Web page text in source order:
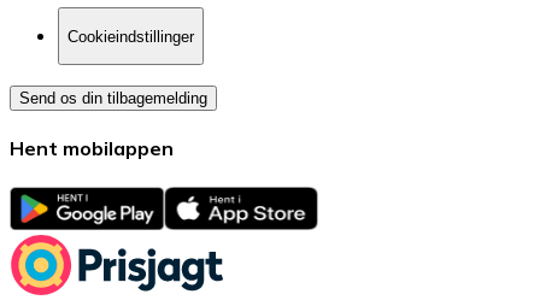
Cookieindstillinger
Send os din tilbagemelding
Hent mobilappen